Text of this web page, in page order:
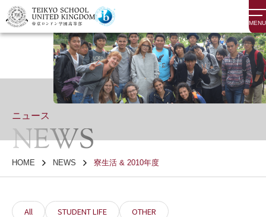
MENU
ニュース
NEWS
HOME NEWS 寮生活 & 2010年度
All STUDENT LIFE
OTHER